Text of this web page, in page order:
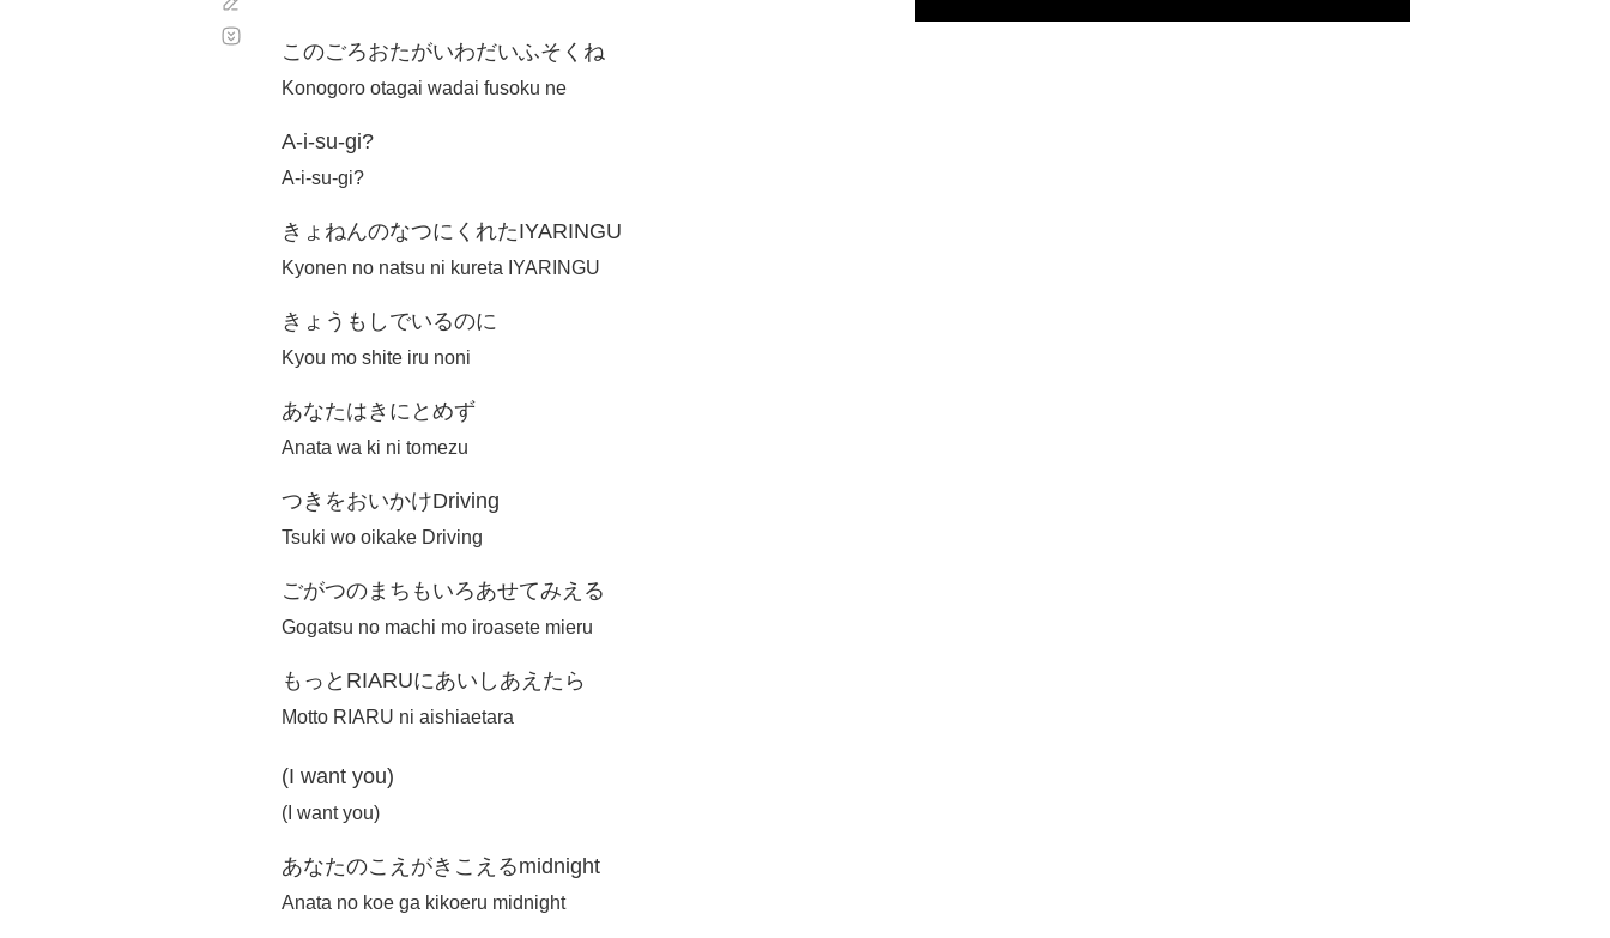
このごろおたがいわだいふそくね
Konogoro otagai wadai fusoku ne
A-i-su-gi?
A-i-su-gi?
きょねんのなつにくれたIYARINGU
Kyonen no natsu ni kureta IYARINGU
きょうもしでいるのに
Kyou mo shite iru noni
あなたはきにとめず
Anata wa ki ni tomezu
つきをおいかけDriving
Tsuki wo oikake Driving
ごがつのまちもいろあせてみえる
Gogatsu no machi mo iroasete mieru
もっとRIARUにあいしあえたら
Motto RIARU ni aishiaetara
(I want you)
(I want you)
あなたのこえがきこえるmidnight
Anata no koe ga kikoeru midnight
automático